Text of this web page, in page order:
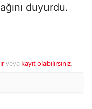
duyurdu.
veya kayıt olabilirsiniz.